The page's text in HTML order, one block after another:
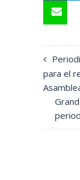
para el